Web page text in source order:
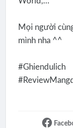
Mọi người
mình nha ^^
#Ghiendulich